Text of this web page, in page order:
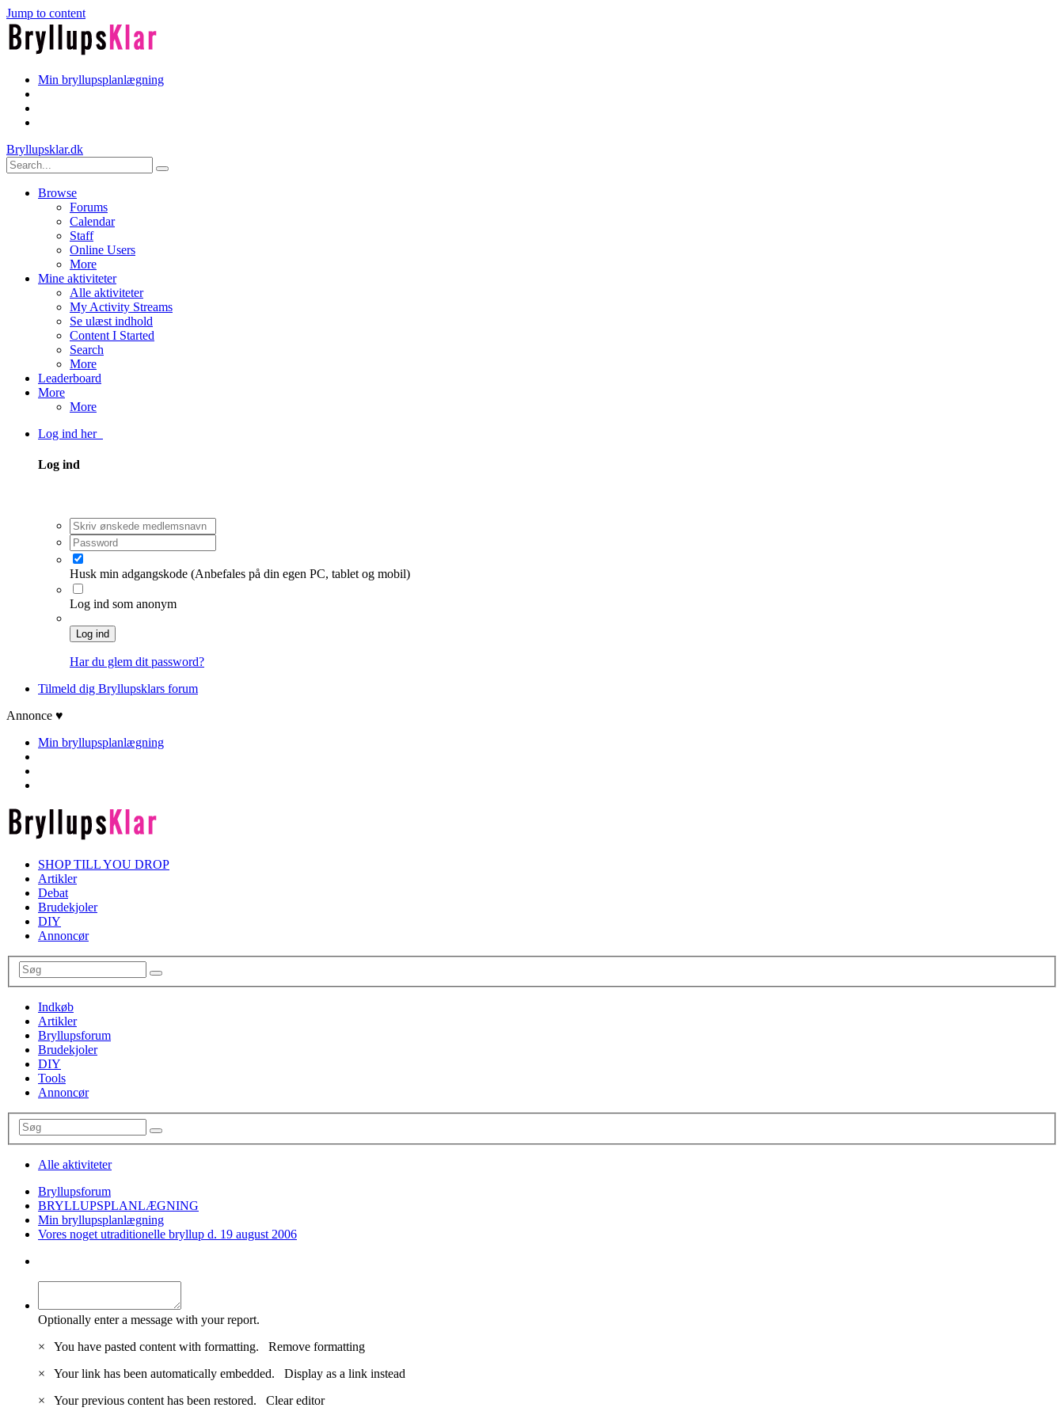
Jump to content
Min bryllupsplanlægning
Bryllupsklar.dk
Browse
Forums
Calendar
Staff
Online Users
More
Mine aktiviteter
Alle aktiviteter
My Activity Streams
Se ulæst indhold
Content I Started
Search
More
Leaderboard
More
More
Log ind her
Log ind
Husk min adgangskode (Anbefales på din egen PC, tablet og mobil)
Log ind som anonym
Log ind
Har du glem dit password?
Tilmeld dig Bryllupsklars forum
Annonce ♥
Min bryllupsplanlægning
SHOP TILL YOU DROP
Artikler
Debat
Brudekjoler
DIY
Annoncør
Indkøb
Artikler
Bryllupsforum
Brudekjoler
DIY
Tools
Annoncør
Alle aktiviteter
Bryllupsforum
BRYLLUPSPLANLÆGNING
Min bryllupsplanlægning
Vores noget utraditionelle bryllup d. 19 august 2006
Optionally enter a message with your report.
×
You have pasted content with formatting. Remove formatting
×
Your link has been automatically embedded. Display as a link instead
×
Your previous content has been restored. Clear editor